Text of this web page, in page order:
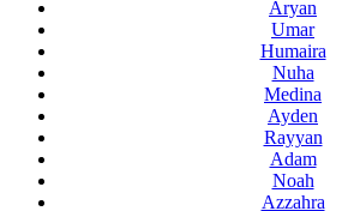
Aryan
Umar
Humaira
Nuha
Medina
Ayden
Rayyan
Adam
Noah
Azzahra